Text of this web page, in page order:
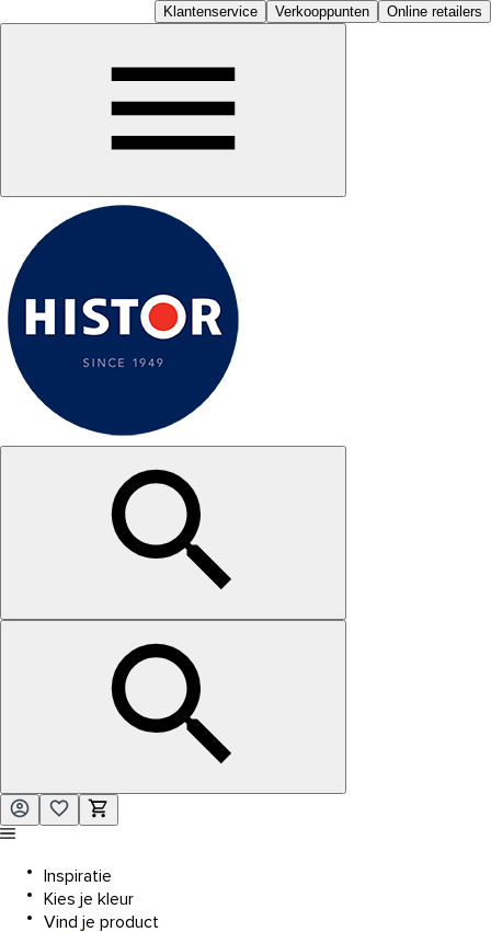
Klantenservice Verkooppunten Online retailers
Inspiratie
Kies je kleur
Vind je product